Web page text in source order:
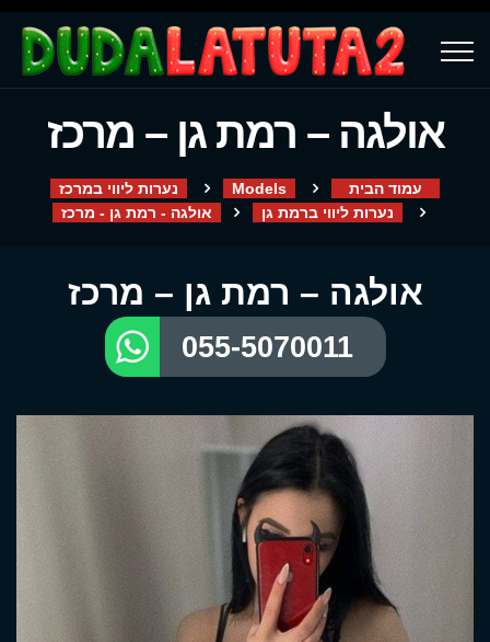
אולגה – רמת גן – מרכז
עמוד הבית Models
נערות ליווי במרכז
נערות ליווי ברמת גן
אולגה - רמת גן - מרכז
אולגה – רמת גן – מרכז
055-5070011